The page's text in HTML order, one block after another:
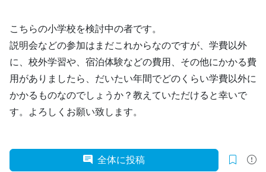
こちらの小学校を検討中の者です。
説明会などの参加はまだこれからなのですが、学費以外
に、校外学習や、宿泊体験などの費用、その他にかかる費
用がありましたら、だいたい年間でどのくらい学費以外に
かかるものなのでしょうか？教えていただけると幸いで
す。よろしくお願い致します。
全体に投稿